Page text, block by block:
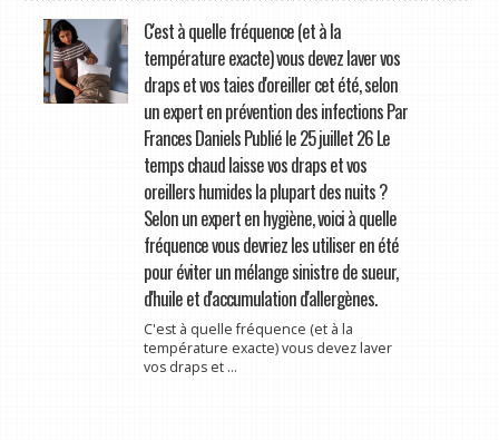
C'est à quelle fréquence (et à la
température exacte) vous devez laver vos
draps et vos taies d'oreiller cet été, selon
un expert en prévention des infections Par
Frances Daniels Publié le 25 juillet 26 Le
temps chaud laisse vos draps et vos
oreillers humides la plupart des nuits ?
Selon un expert en hygiène, voici à quelle
fréquence vous devriez les utiliser en été
pour éviter un mélange sinistre de sueur,
d'huile et d'accumulation d'allergènes.
C'est à quelle fréquence (et à la
température exacte) vous devez laver
vos draps et ...